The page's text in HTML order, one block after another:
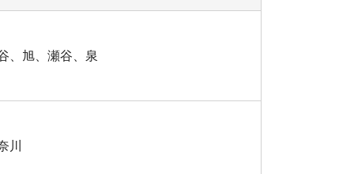
、旭、瀬谷、泉
川